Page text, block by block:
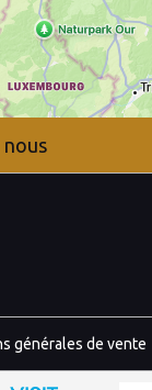
nous
générales de vente